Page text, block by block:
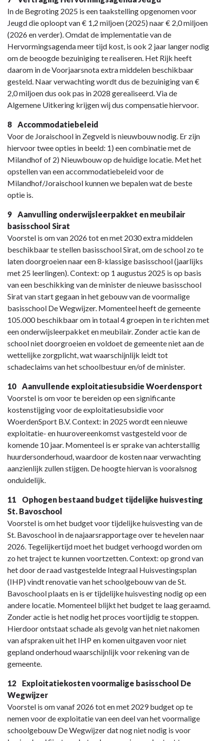
In de Begroting 2025 is een taakstelling opgenomen voor
Jeugd die oploopt van € 1,2 miljoen (2025) naar € 2,0 miljoen
(2026 en verder). Omdat de implementatie van de
Hervormingsagenda meer tijd kost, is ook 2 jaar langer nodig
om de beoogde bezuiniging te realiseren. Het Rijk heeft
daarom in de Voorjaarsnota extra middelen beschikbaar
gesteld. Naar verwachting wordt dus de bezuiniging van €
2,0 miljoen dus ook pas in 2028 gerealiseerd. Via de
Algemene Uitkering krijgen wij dus compensatie hiervoor.
8 Accommodatiebeleid
Voor de Joraischool in Zegveld is nieuwbouw nodig. Er zijn
hiervoor twee opties in beeld: 1) een combinatie met de
Milandhof of 2) Nieuwbouw op de huidige locatie. Met het
opstellen van een accommodatiebeleid voor de
Milandhof/Joraischool kunnen we bepalen wat de beste
optie is.
9 Aanvulling onderwijsleerpakket en meubilair
basisschool Sirat
Voorstel is om van 2026 tot en met 2030 extra middelen
beschikbaar te stellen basisschool Sirat, om de school zo te
laten doorgroeien naar een 8-klassige basisschool (jaarlijks
met 25 leerlingen). Context: op 1 augustus 2025 is op basis
van een beschikking van de minister de nieuwe basisschool
Sirat van start gegaan in het gebouw van de voormalige
basisschool De Wegwijzer. Momenteel heeft de gemeente
105.000 beschikbaar om in totaal 4 groepen in te richten met
een onderwijsleerpakket en meubilair. Zonder actie kan de
school niet doorgroeien en voldoet de gemeente niet aan de
wettelijke zorgplicht, wat waarschijnlijk leidt tot
schadeclaims van het schoolbestuur en/of de minister.
10 Aanvullende exploitatiesubsidie Woerdensport
Voorstel is om voor te bereiden op een significante
kostenstijging voor de exploitatiesubsidie voor
WoerdenSport B.V. Context: in 2025 wordt een nieuwe
exploitatie- en huurovereenkomst vastgesteld voor de
komende 10 jaar. Momenteel is er sprake van achterstallig
huurdersonderhoud, waardoor de kosten naar verwachting
aanzienlijk zullen stijgen. De hoogte hiervan is vooralsnog
onduidelijk.
11 Ophogen bestaand budget tijdelijke huisvesting
St. Bavoschool
Voorstel is om het budget voor tijdelijke huisvesting van de
St. Bavoschool in de najaarsrapportage over te hevelen naar
2026. Tegelijkertijd moet het budget verhoogd worden om
zo het traject te kunnen voortzetten. Context: op grond van
het door de raad vastgestelde Integraal Huisvestingsplan
(IHP) vindt renovatie van het schoolgebouw van de St.
Bavoschool plaats en is er tijdelijke huisvesting nodig op een
andere locatie. Momenteel blijkt het budget te laag geraamd.
Zonder actie is het nodig het proces voortijdig te stoppen.
Hierdoor ontstaat schade als gevolg van het niet nakomen
van afspraken uit het IHP en komen uitgaven voor niet
gepland onderhoud waarschijnlijk voor rekening van de
gemeente.
12 Exploitatiekosten voormalige basisschool De
Wegwijzer
Voorstel is om vanaf 2026 tot en met 2029 budget op te
nemen voor de exploitatie van een deel van het voormalige
schoolgebouw De Wegwijzer dat nog niet nodig is voor